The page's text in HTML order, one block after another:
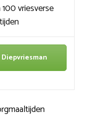
100 vriesverse
Diepvriesman